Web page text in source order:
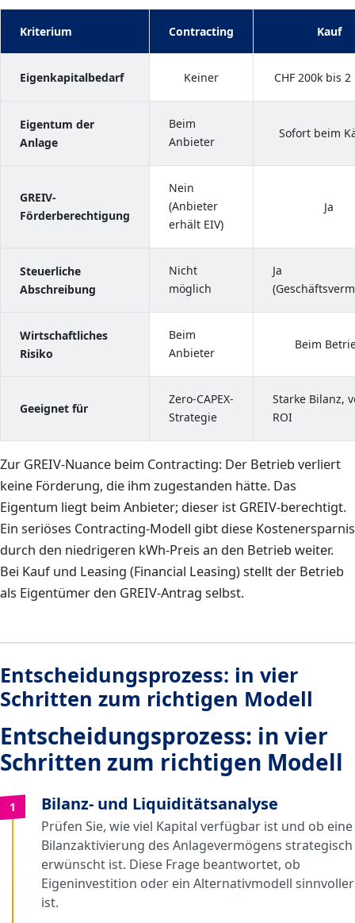
Kriterium Contracting Kauf
Eigenkapitalbedarf Keiner CHF 200k bis
Eigentum der
Anlage
Beim
Anbieter
Sofort beim
GREIV-
Förderberechtigung
Nein
(Anbieter
erhält EIV)
Ja
Steuerliche
Abschreibung
Nicht
möglich
Ja
Wirtschaftliches
Risiko
Beim
Anbieter
Beim
Geeignet für
Zero-CAPEX-
Strategie
Starke Bilanz,
ROI
Zur GREIV-Nuance beim Contracting: Der Betrieb verliert
keine Förderung, die ihm zugestanden hätte. Das
Eigentum liegt beim Anbieter; dieser ist GREIV-berechtigt.
Ein seriöses Contracting-Modell gibt diese Kostenersparnis
durch den niedrigeren kWh-Preis an den Betrieb weiter.
Bei Kauf und Leasing (Financial Leasing) stellt der Betrieb
als Eigentümer den GREIV-Antrag selbst.
Entscheidungsprozess: in vier
Schritten zum richtigen Modell
Entscheidungsprozess: in vier
Schritten zum richtigen Modell
1 Bilanz- und Liquiditätsanalyse
Prüfen Sie, wie viel Kapital verfügbar ist und ob eine
Bilanzaktivierung des Anlagevermögens strategisch
erwünscht ist. Diese Frage beantwortet, ob
Eigeninvestition oder ein Alternativmodell sinnvoller
ist.